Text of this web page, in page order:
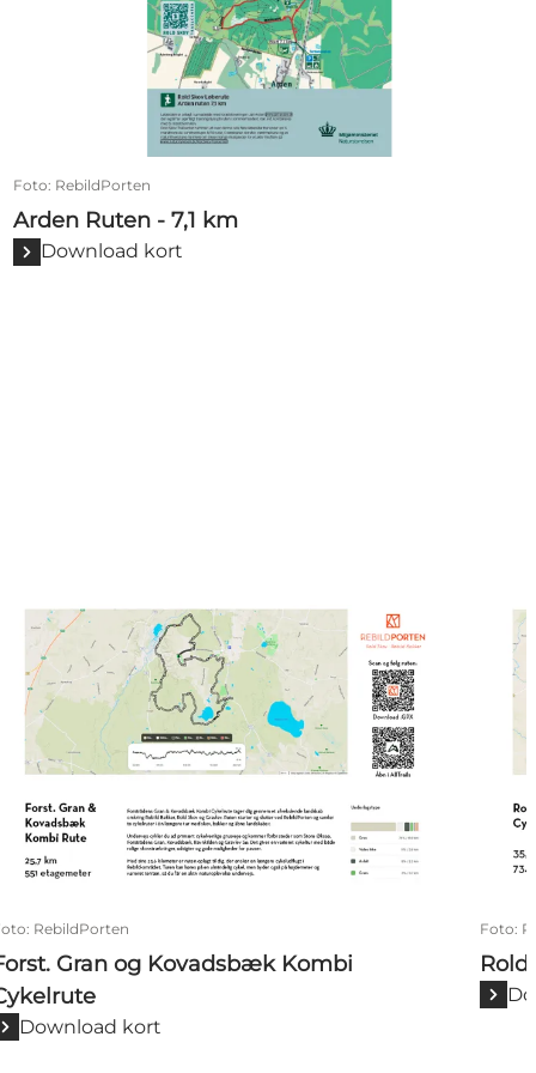
Foto: RebildPorten
Arden Ruten - 7,1 km
Download kort
: RebildPorten
Gran og Kovadsbæk Kombi
Download kort
Foto:
Rold